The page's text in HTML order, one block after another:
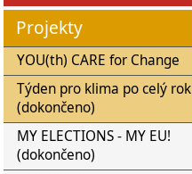
Projekty
YOU(th) CARE for Change
Týden pro klima po celý rok
(dokončeno)
MY ELECTIONS - MY EU!
(dokončeno)